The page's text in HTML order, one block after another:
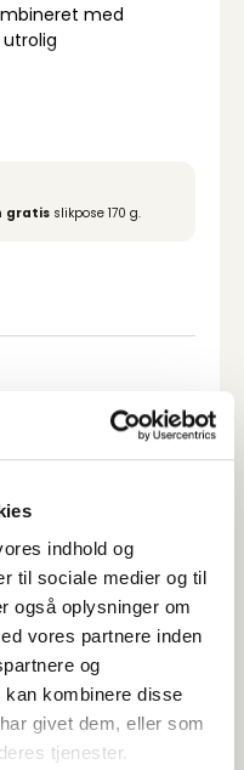
indhold og
til sociale medier og til
også oplysninger om
vores partnere inden
og
kombinere disse
givet dem, eller som
tjenester.
med
perfekt mange
fås også med
og kommenfrø.
gratis slikpose 170 g.